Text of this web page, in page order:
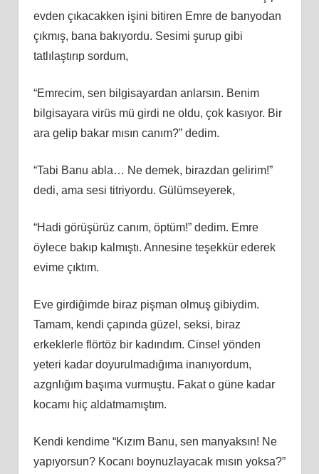
evden çıkacakken işini bitiren Emre de banyodan
çıkmış, bana bakıyordu. Sesimi şurup gibi
tatlılaştırıp sordum,
“Emrecim, sen bilgisayardan anlarsın. Benim
bilgisayara virüs mü girdi ne oldu, çok kasıyor. Bir
ara gelip bakar mısın canım?” dedim.
“Tabi Banu abla… Ne demek, birazdan gelirim!”
dedi, ama sesi titriyordu. Gülümseyerek,
“Hadi görüşürüz canım, öptüm!” dedim. Emre
öylece bakıp kalmıştı. Annesine teşekkür ederek
evime çıktım.
Eve girdiğimde biraz pişman olmuş gibiydim.
Tamam, kendi çapında güzel, seksi, biraz
erkeklerle flörtöz bir kadındım. Cinsel yönden
yeteri kadar doyurulmadığıma inanıyordum,
azgnlığım başıma vurmuştu. Fakat o güne kadar
kocamı hiç aldatmamıştım.
Kendi kendime “Kızım Banu, sen manyaksın! Ne
yapıyorsun? Kocanı boynuzlayacak mısın yoksa?”